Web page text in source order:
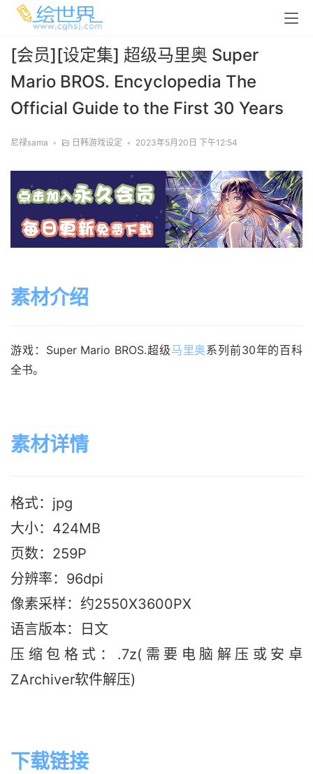
[会员][设定集] 超级马里奥 Super
Mario BROS. Encyclopedia The
Official Guide to the First 30 Years
尼禄sama • 日韩游戏设定 • 2023年5月20日 下午12:54
素材介绍
游戏：Super Mario BROS.超级马里奥系列前30年的百科
全书。
素材详情
格式：jpg
大小：424MB
页数：259P
分辨率：96dpi
像素采样：约2550X3600PX
语言版本：日文
压缩包格式：.7z(需要电脑解压或安卓
ZArchiver软件解压)
下载链接